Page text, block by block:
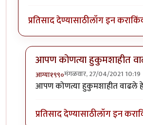
प्रतिसाद देण्यासाठीलॉग इन करा
आपण कोणत्या हुकुमशाहीत
आग्या१९९०मंगळवार, 27/04/2021 10:19
In reply toहुकुमशाही परवडलीby
आपण कोणत्या हुकुमशाहीत
प्रतिसाद देण्यासाठीलॉग इन करा